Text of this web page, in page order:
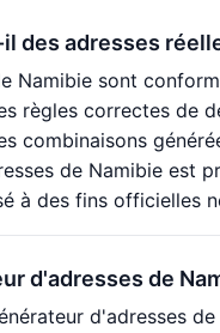
des adresses
Namibie sont
règles correctes de
combinaisons
de Namibie est
à des fins officielles
d'adresses de
d'adresses